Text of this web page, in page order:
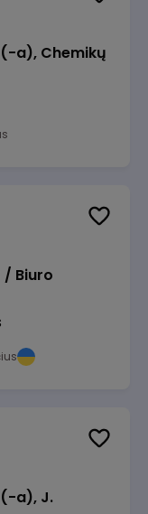
a), Chemikų
Biuro
a), J.